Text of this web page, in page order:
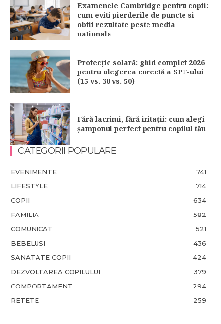
Examenele Cambridge pentru copii:
cum eviti pierderile de puncte si
obtii rezultate peste media
nationala
Protecție solară: ghid complet 2026
pentru alegerea corectă a SPF-ului
(15 vs. 30 vs. 50)
Fără lacrimi, fără iritații: cum alegi
șamponul perfect pentru copilul tău
CATEGORII POPULARE
EVENIMENTE
741
LIFESTYLE
714
COPII
634
FAMILIA
582
COMUNICAT
521
BEBELUSI
436
SANATATE COPII
424
DEZVOLTAREA COPILULUI
379
COMPORTAMENT
294
RETETE
259